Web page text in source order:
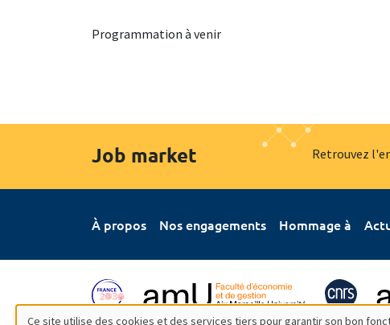
Programmation à venir
Job market Retrouvez
À propos Nos engagements Hommage à
Ce site utilise des cookies et des services tiers pour garantir son bon